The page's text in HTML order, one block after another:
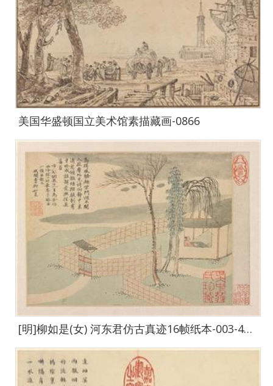
美国华盛顿国立美术馆素描藏画-0866
[明]柳如是(女) 河东君仿古真迹16帧纸本-003-42x50